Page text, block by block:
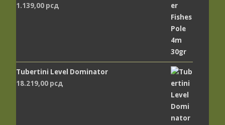
1.139,00 рсд
Tubertini Level Dominator
18.219,00 рсд